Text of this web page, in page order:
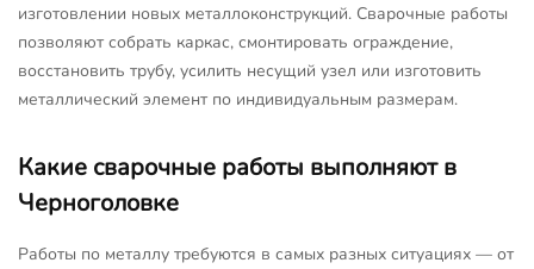
изготовлении новых металлоконструкций. Сварочные работы
позволяют собрать каркас, смонтировать ограждение,
восстановить трубу, усилить несущий узел или изготовить
металлический элемент по индивидуальным размерам.
Какие сварочные работы выполняют в
Черноголовке
Работы по металлу требуются в самых разных ситуациях — от